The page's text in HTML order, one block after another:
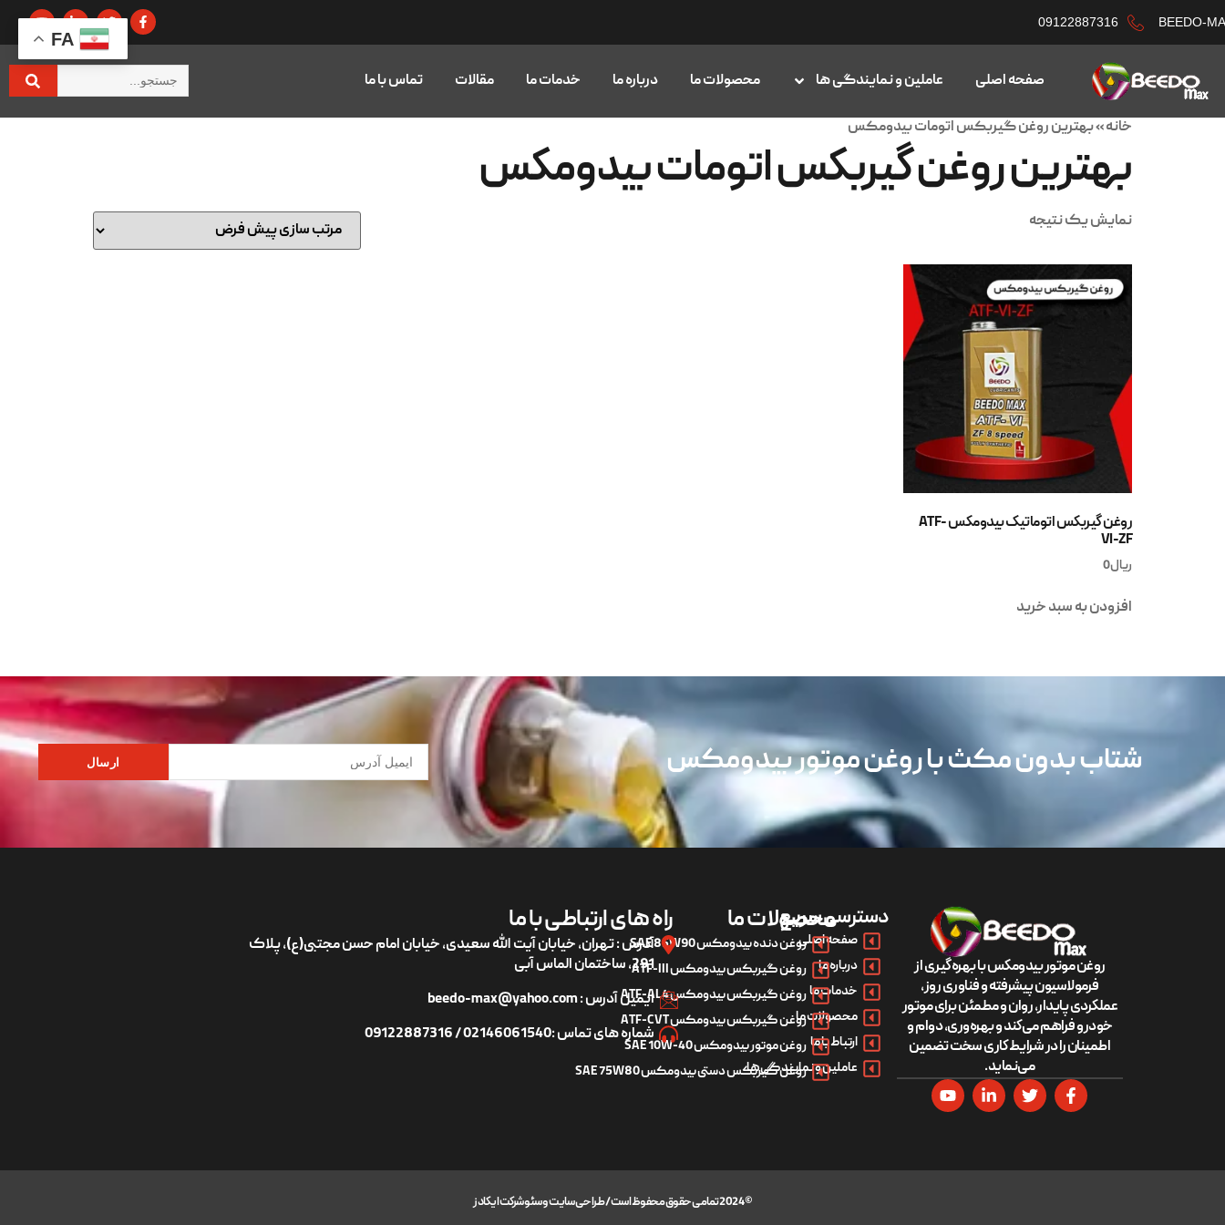
BEEDO-
09122887316
صفحه اصلی عاملین و نمایندگی ها محصولات ما درباره ما خدمات ما مقالات تماس با ما
خانه»بهترین روغن گیربکس اتومات بیدومکس
بهترین روغن گیربکس اتومات بیدومکس
نمایش یک نتیجه
روغن گیربکس اتوماتیک بیدومکس ATF-
VI-ZF
ریال0
افزودن به سبد خرید
شتاب بدون مکث با روغن موتور بیدومکس ارسال
روغن موتور بیدومکس با بهره‌گیری از
فرمولاسیون پیشرفته و فناوری روز،
عملکردی پایدار، روان و مطمئن برای موتور
خودرو فراهم می‌کند و بهره‌وری، دوام و
اطمینان را در شرایط کاری سخت تضمین
می‌نماید.
دسترسی سریع
صفحه اصلی
درباره ما
خدمات ما
محصولات ما
ارتباط با ما
عاملین و نمایندگی‌ها
محصولات ما
روغن دنده بیدومکس SAE 85W90
روغن گیربکس بیدومکس ATF-III
روغن گیربکس بیدومکس ATF-AL4
روغن گیربکس بیدومکس ATF-CVT
روغن موتور بیدومکس SAE 10W-40
روغن گیربکس دستی بیدومکس SAE 75W80
راه های ارتباطی با ما
آدرس : تهران، خیابان آیت الله سعیدی، خیابان امام حسن مجتبی(ع)، پلاک
291، ساختمان الماس آبی
ایمیل آدرس : beedo-max@yahoo.com
شماره های تماس :02146061540 / 09122887316
© 2024 تمامی حقوق محفوظ است / طراحی سایت و سئو شرکت ایکادز
FA